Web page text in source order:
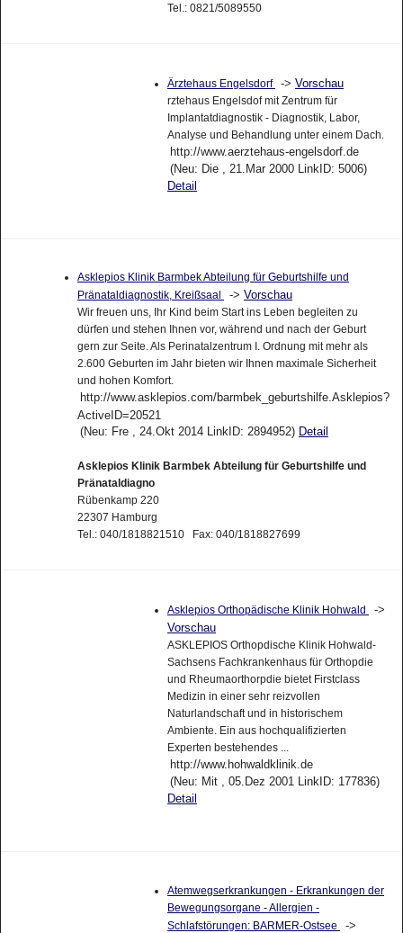
Tel.: 0821/5089550
Ärztehaus Engelsdorf -> Vorschau
rztehaus Engelsdof mit Zentrum für
Implantatdiagnostik - Diagnostik, Labor,
Analyse und Behandlung unter einem Dach.
http://www.aerztehaus-engelsdorf.de
(Neu: Die , 21.Mar 2000 LinkID: 5006)
Detail
Asklepios Klinik Barmbek Abteilung für Geburtshilfe und
Pränataldiagnostik, Kreißsaal
-> Vorschau
Wir freuen uns, Ihr Kind beim Start ins Leben begleiten zu
dürfen und stehen Ihnen vor, während und nach der Geburt
gern zur Seite. Als Perinatalzentrum I. Ordnung mit mehr als
2.600 Geburten im Jahr bieten wir Ihnen maximale Sicherheit
und hohen Komfort.
http://www.asklepios.com/barmbek_geburtshilfe.Asklepios?
ActiveID=20521
(Neu: Fre , 24.Okt 2014 LinkID: 2894952) Detail
Asklepios Klinik Barmbek Abteilung für Geburtshilfe und
Pränataldiagno
Rübenkamp 220
22307 Hamburg
Tel.: 040/1818821510 Fax: 040/1818827699
Asklepios Orthopädische Klinik Hohwald
->
Vorschau
ASKLEPIOS Orthopdische Klinik Hohwald-
Sachsens Fachkrankenhaus für Orthopdie
und Rheumaorthorpdie bietet Firstclass
Medizin in einer sehr reizvollen
Naturlandschaft und in historischem
Ambiente. Ein aus hochqualifizierten
Experten bestehendes ...
http://www.hohwaldklinik.de
(Neu: Mit , 05.Dez 2001 LinkID: 177836)
Detail
Atemwegserkrankungen - Erkrankungen der
Bewegungsorgane - Allergien -
Schlafstörungen: BARMER-Ostsee
->